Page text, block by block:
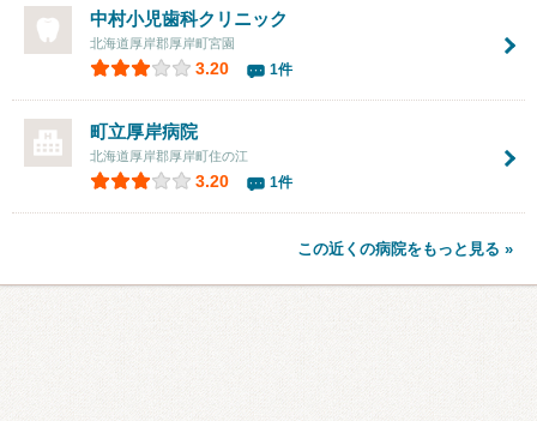
中村小児歯科クリニック
北海道厚岸郡厚岸町宮園
3.20 1件
町立厚岸病院
北海道厚岸郡厚岸町住の江
3.20 1件
この近くの病院をもっと見る »